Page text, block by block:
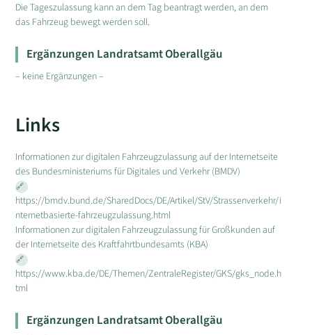
Die Tageszulassung kann an dem Tag beantragt werden, an dem
das Fahrzeug bewegt werden soll.
Ergänzungen Landratsamt Oberallgäu
– keine Ergänzungen –
Links
Informationen zur digitalen Fahrzeugzulassung auf der Internetseite
des Bundesministeriums für Digitales und Verkehr (BMDV)
https://bmdv.bund.de/SharedDocs/DE/Artikel/StV/Strassenverkehr/i
nternetbasierte-fahrzeugzulassung.html
Informationen zur digitalen Fahrzeugzulassung für Großkunden auf
der Internetseite des Kraftfahrtbundesamts (KBA)
https://www.kba.de/DE/Themen/ZentraleRegister/GKS/gks_node.h
tml
Ergänzungen Landratsamt Oberallgäu